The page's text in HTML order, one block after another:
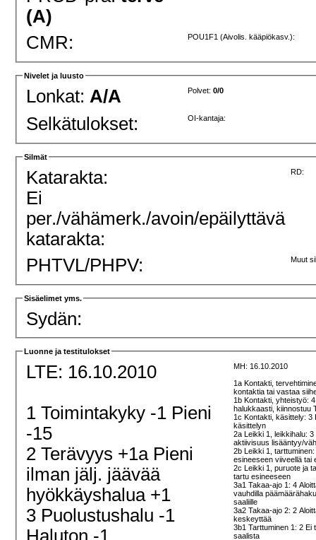
(A)
CMR: POU1F1 (Aivolis. kääpiökasv.):
Nivelet ja luusto
Lonkat: A/A Polvet:0/0
Selkätulokset: OI-kantaja:
Silmät
Katarakta:
Ei
per./vähämerk./avoin/epäilyttävä
katarakta:
RD:
PHTVL/PHPV: Muut
Sisäelimet yms.
Sydän:
Luonne ja testitulokset
LTE: 16.10.2010
1 Toimintakyky -1 Pieni
-15
2 Terävyys +1a Pieni
ilman jälj. jäävää
hyökkäyshalua +1
3 Puolustushalu -1
Haluton -1
MH: 16.10.2010
1a Kontakti,
kontaktia tai vastaa
1b Kontakti, yhteistyö:
halukkaasti, kiinnostuu
1c Kontakti, käsittely:
käsittelyn
2a Leikki 1, leikkihalu: 3
aktiivisuus lisääntyy/
2b Leikki 1,
esineeseen viiveellä tai
2c Leikki 1, puruote ja
tartu esineeseen
3a1 Takaa-ajo 1: 4
vauhdilla
saaliille
3a2 Takaa-ajo 2: 2
keskeyttää
3b1 Tarttuminen 1: 2 Ei
saalista